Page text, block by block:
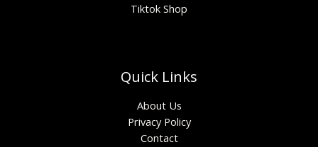
Tiktok Shop
Quick Links
About Us
Privacy Policy
Contact